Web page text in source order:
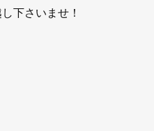
下さいませ！